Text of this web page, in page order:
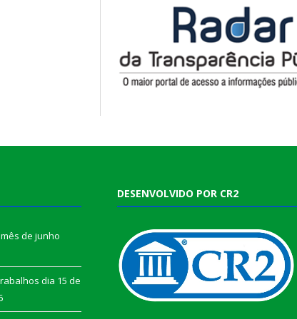
de junho
dia 15 de
DESENVOLVIDO POR CR2